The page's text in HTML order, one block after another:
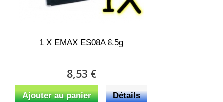
1 X EMAX ES08A 8.5g
8,53 €
Ajouter au panier Détails